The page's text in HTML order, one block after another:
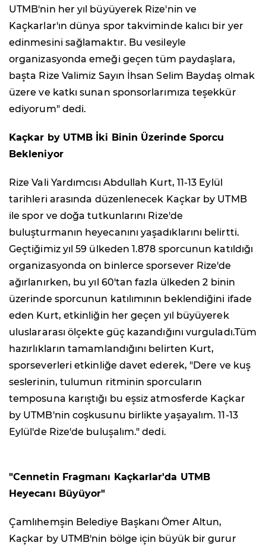
UTMB'nin her yıl büyüyerek Rize'nin ve
Kaçkarlar'ın dünya spor takviminde kalıcı bir yer
edinmesini sağlamaktır. Bu vesileyle
organizasyonda emeği geçen tüm paydaşlara,
başta Rize Valimiz Sayın İhsan Selim Baydaş olmak
üzere ve katkı sunan sponsorlarımıza teşekkür
ediyorum" dedi.
Kaçkar by UTMB İki Binin Üzerinde Sporcu
Bekleniyor
Rize Vali Yardımcısı Abdullah Kurt, 11-13 Eylül
tarihleri arasında düzenlenecek Kaçkar by UTMB
ile spor ve doğa tutkunlarını Rize'de
buluşturmanın heyecanını yaşadıklarını belirtti.
Geçtiğimiz yıl 59 ülkeden 1.878 sporcunun katıldığı
organizasyonda on binlerce sporsever Rize'de
ağırlanırken, bu yıl 60'tan fazla ülkeden 2 binin
üzerinde sporcunun katılımının beklendiğini ifade
eden Kurt, etkinliğin her geçen yıl büyüyerek
uluslararası ölçekte güç kazandığını vurguladı.Tüm
hazırlıkların tamamlandığını belirten Kurt,
sporseverleri etkinliğe davet ederek, "Dere ve kuş
seslerinin, tulumun ritminin sporcuların
temposuna karıştığı bu eşsiz atmosferde Kaçkar
by UTMB'nin coşkusunu birlikte yaşayalım. 11-13
Eylül'de Rize'de buluşalım." dedi.
"Cennetin Fragmanı Kaçkarlar'da UTMB
Heyecanı Büyüyor"
Çamlıhemşin Belediye Başkanı Ömer Altun,
Kaçkar by UTMB'nin bölge için büyük bir gurur